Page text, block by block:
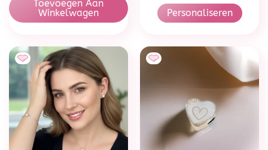
Toevoegen Aan
Winkelwagen
Personaliseren